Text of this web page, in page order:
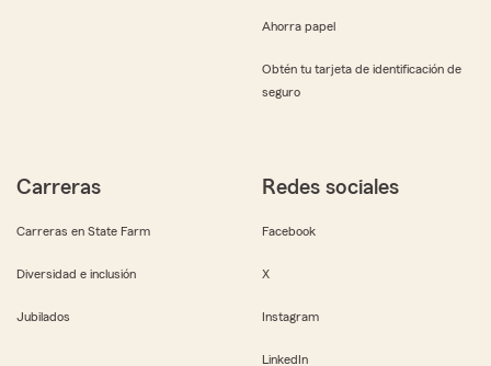
Ahorra papel
Obtén tu tarjeta de identificación de
seguro
Carreras
Carreras en State Farm
Diversidad e inclusión
Jubilados
Redes sociales
Facebook
X
Instagram
LinkedIn